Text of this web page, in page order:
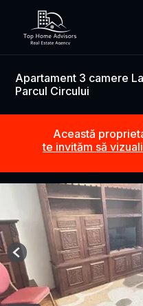
Apartament 3 camere
Parcul Circului
Această
te invităm să
Previous